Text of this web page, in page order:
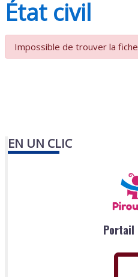
État civil
Impossible de trouver la
EN UN CLIC
Portail